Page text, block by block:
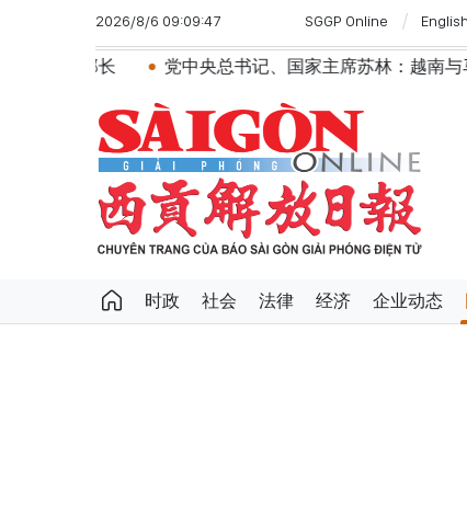
2026/8/6 09:09:47 SGGP Online
党中央总书记、国家主席苏林：越南与马来西亚关系
时政 社会 法律 经济 企业动态